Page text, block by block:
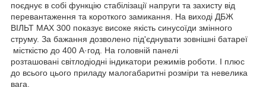
поєднує в собі функцію стабілізації напруги та захисту від
перевантаження та короткого замикання. На виході ДБЖ
ВІЛЬТ MAX 300 показує високе якість синусоїди змінного
струму. За бажання дозволено під'єднувати зовнішні батареї
місткістю до 400 А·год. На головній панелі
розташовані світлодіодні індикатори режимів роботи. І плюс
до всього цього приладу малогабаритні розміри та невелика
вага.